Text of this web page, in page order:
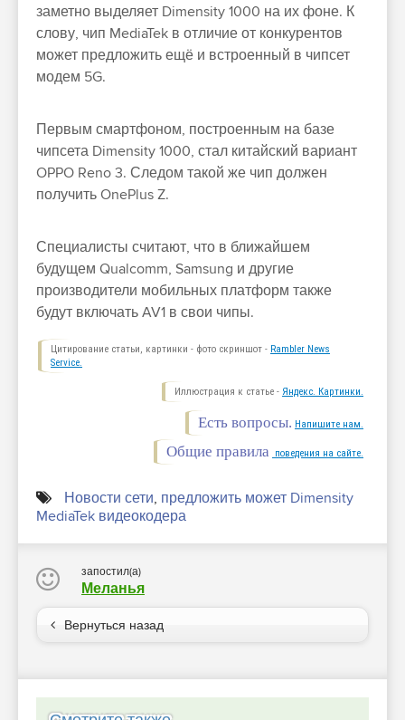
заметно выделяет Dimensity 1000 на их фоне. К
слову, чип MediaTek в отличие от конкурентов
может предложить ещё и встроенный в чипсет
модем 5G.
Первым смартфоном, построенным на базе
чипсета Dimensity 1000, стал китайский вариант
OPPO Reno 3. Следом такой же чип должен
получить OnePlus Z.
Специалисты считают, что в ближайшем
будущем Qualcomm, Samsung и другие
производители мобильных платформ также
будут включать AV1 в свои чипы.
Цитирование статьи, картинки - фото скриншот - Rambler News
Service.
Иллюстрация к статье - Яндекс. Картинки.
Есть вопросы. Напишите нам.
Общие правила поведения на сайте.
Новости сети, предложить может Dimensity
MediaTek видеокодера
запостил(а)
Меланья
Вернуться назад